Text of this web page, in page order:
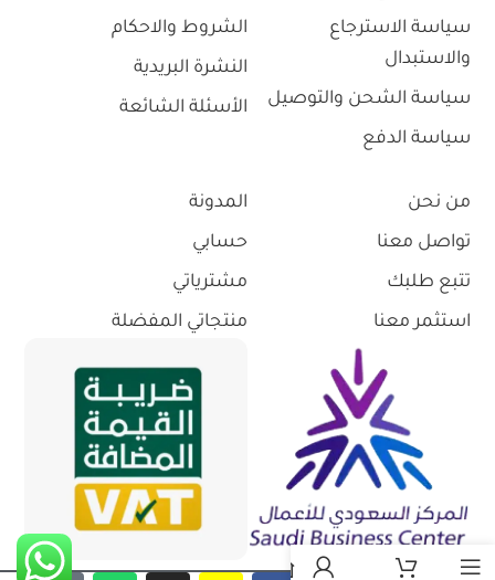
سياسة الاسترجاع
والاستبدال
سياسة الشحن والتوصيل
سياسة الدفع
الشروط والاحكام
النشرة البريدية
الأسئلة الشائعة
من نحن
تواصل معنا
تتبع طلبك
استثمر معنا
المدونة
حسابي
مشترياتي
منتجاتي المفضلة